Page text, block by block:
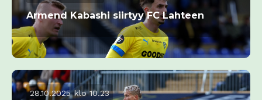
Armend Kabashi siirtyy FC Lahteen
28.10.2025 klo 10.23